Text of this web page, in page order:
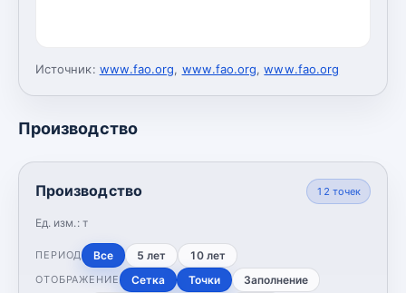
Источник: www.fao.org, www.fao.org,www.fao.org
Производство
Производство
Ед. изм.: т
12 точек
ПЕРИОД Все 5 лет 10 лет
ОТОБРАЖЕНИЕ Сетка Точки Заполнение